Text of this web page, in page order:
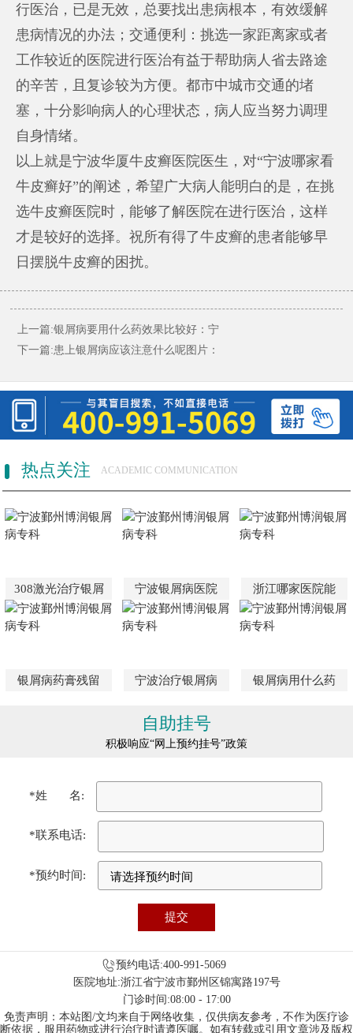
行医治，已是无效，总要找出患病根本，有效缓解
患病情况的办法；交通便利：挑选一家距离家或者
工作较近的医院进行医治有益于帮助病人省去路途
的辛苦，且复诊较为方便。都市中城市交通的堵
塞，十分影响病人的心理状态，病人应当努力调理
自身情绪。
以上就是宁波华厦牛皮癣医院医生，对“宁波哪家看
牛皮癣好”的阐述，希望广大病人能明白的是，在挑
选牛皮癣医院时，能够了解医院在进行医治，这样
才是较好的选择。祝所有得了牛皮癣的患者能够早
日摆脱牛皮癣的困扰。
上一篇:银屑病要用什么药效果比较好：宁
下一篇:患上银屑病应该注意什么呢图片：
热点关注 ACADEMIC COMMUNICATION
308激光治疗银屑 宁波银屑病医院 浙江哪家医院能
银屑病药膏残留 宁波治疗银屑病 银屑病用什么药
自助挂号
积极响应“网上预约挂号”政策
*姓 名:
*联系电话:
*预约时间:
预约电话:400-991-5069
医院地址:浙江省宁波市鄞州区锦寓路197号
门诊时间:08:00 - 17:00
免责声明：本站图/文均来自于网络收集，仅供病友参考，不作为医疗诊
断依据，服用药物或进行治疗时请遵医嘱。如有转载或引用文章涉及版权